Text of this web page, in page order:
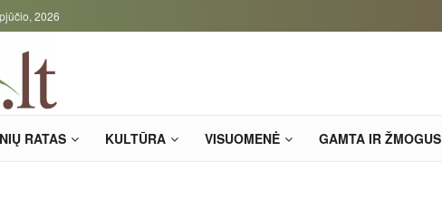
2026
RATAS KULTŪRA VISUOMENĖ GAMTA IR ŽMOGUS